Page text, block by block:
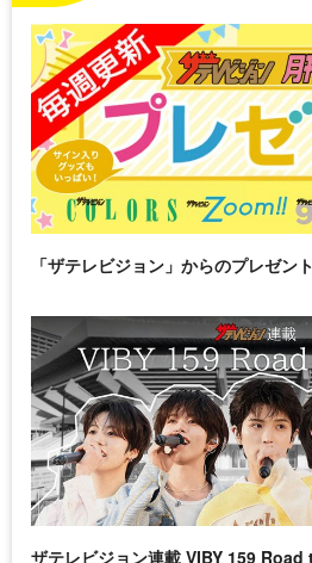
「ザテレビジョン」からのプレゼン
ザテレビジョン連載 VIBY 159 Road